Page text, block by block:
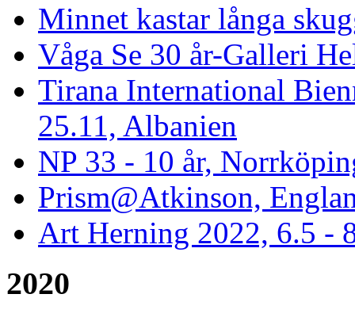
Minnet kastar långa
Våga Se 30 år-Galleri
Tirana International
25.11, Albanien
NP 33 - 10 år,
Prism@Atkinson,
Art Herning 2022, 6.5 -
2020